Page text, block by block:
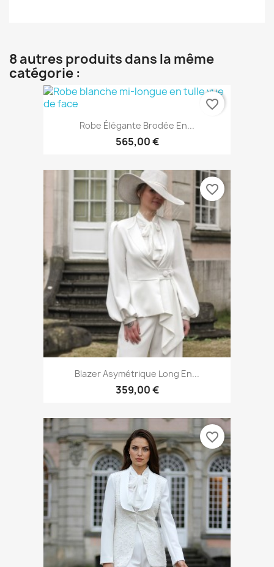
8 autres produits dans la même
catégorie :
Robe Élégante Brodée En...
565,00 €
favorite_border
Blazer Asymétrique Long En...
359,00 €
favorite_border
favorite_border